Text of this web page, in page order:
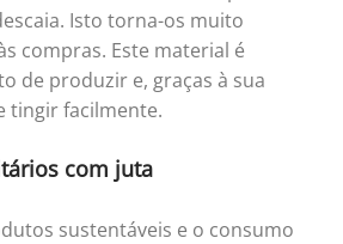
Isto torna-os muito
compras. Este material é
de produzir e, graças à sua
tingir facilmente.
com juta
sustentáveis e o consumo